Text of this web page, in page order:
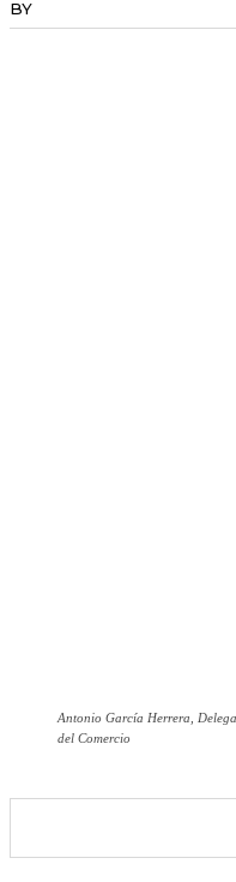
BY
Antonio García Herrera,
del Comercio